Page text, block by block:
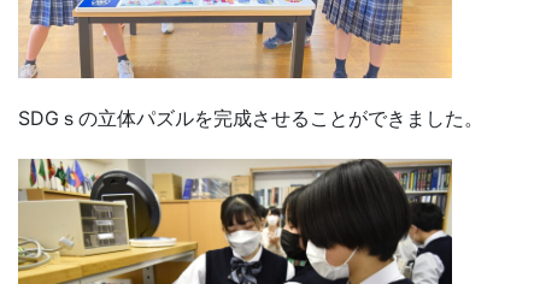
SDGｓの立体パズルを完成させることができました。